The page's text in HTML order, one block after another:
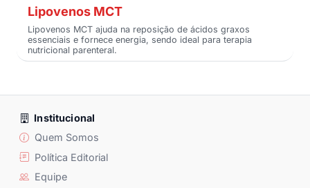
Lipovenos MCT
Lipovenos MCT ajuda na reposição de ácidos graxos
essenciais e fornece energia, sendo ideal para terapia
nutricional parenteral.
Institucional
Quem Somos
Política Editorial
Equipe